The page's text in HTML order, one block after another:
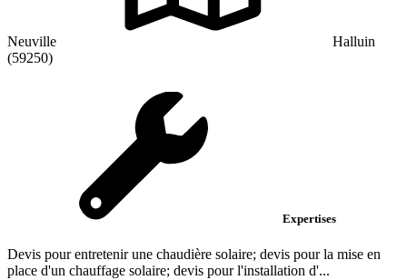
Neuville
Halluin
(59250)
Expertises
Devis pour entretenir une chaudière solaire; devis pour la mise en
place d'un chauffage solaire; devis pour l'installation d'...